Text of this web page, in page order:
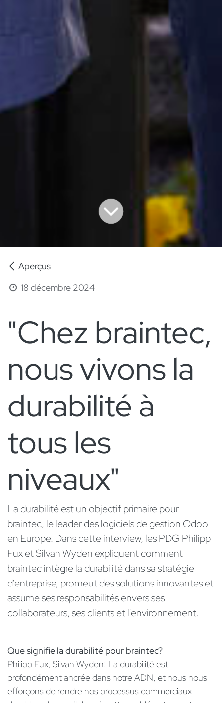
Aperçus
18 décembre 2024
"Chez braintec,
nous vivons la
durabilité à
tous les
niveaux"
La durabilité est un objectif primaire pour
braintec, le leader des logiciels de gestion Odoo
en Europe. Dans cette interview, les PDG Philipp
Fux et Silvan Wyden expliquent comment
braintec intègre la durabilité dans sa stratégie
d'entreprise, promeut des solutions innovantes et
assume ses responsabilités envers ses
collaborateurs, ses clients et l'environnement.
Que signifie la durabilité pour braintec?
Philipp Fux, Silvan Wyden: La durabilité est
profondément ancrée dans notre ADN, et nous nous
efforçons de rendre nos processus commerciaux